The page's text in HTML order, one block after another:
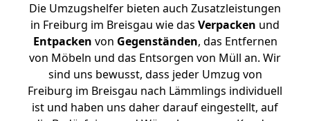
Die Umzugshelfer bieten auch Zusatzleistungen
in Freiburg im Breisgau wie das Verpacken und
Entpacken von Gegenständen, das Entfernen
von Möbeln und das Entsorgen von Müll an. Wir
sind uns bewusst, dass jeder Umzug von
Freiburg im Breisgau nach Lämmlings individuell
ist und haben uns daher darauf eingestellt, auf